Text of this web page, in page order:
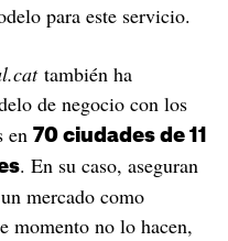
para este servicio.
también ha
de negocio con los
en 70 ciudades de 11
. En su caso, aseguran
mercado como
momento no lo hacen,